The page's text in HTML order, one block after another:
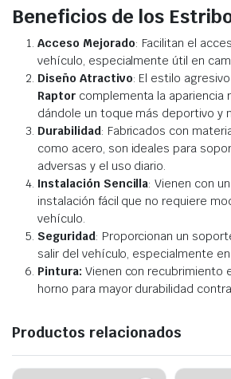
Beneficios de los
Acceso Mejorado: Facilitan el
vehículo, especialmente útil en
Diseño Atractivo: El estilo
Raptorcomplementa la apariencia
dándole un toque más deportivo y
Durabilidad: Fabricados con
como acero, son ideales para
adversas y el uso diario.
Instalación Sencilla: Vienen con
instalación fácil que no requiere
vehículo.
Seguridad: Proporcionan un
salir del vehículo, especialmente
Pintura: Vienen con recubrimiento
horno para mayor durabilidad
Productos relacionados